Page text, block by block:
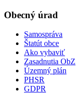
Obecný úrad
Samospráva
Štatút obce
Ako vybaviť
Zasadnutia ObZ
Územný plán
PHSR
GDPR